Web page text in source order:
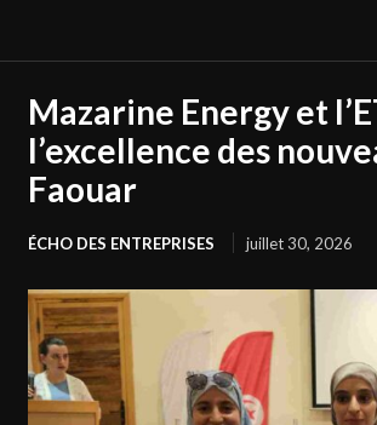
Mazarine Energy et
l’excellence des
Faouar
ÉCHO DES ENTREPRISES juillet 30, 2026